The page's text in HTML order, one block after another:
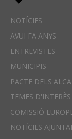
NOTÍCIES
AVUI FA ANYS
ENTREVISTES
MUNICIPIS
PACTE DELS
TEMES D'INTERÈS
COMISSIÓ
NOTÍCIES